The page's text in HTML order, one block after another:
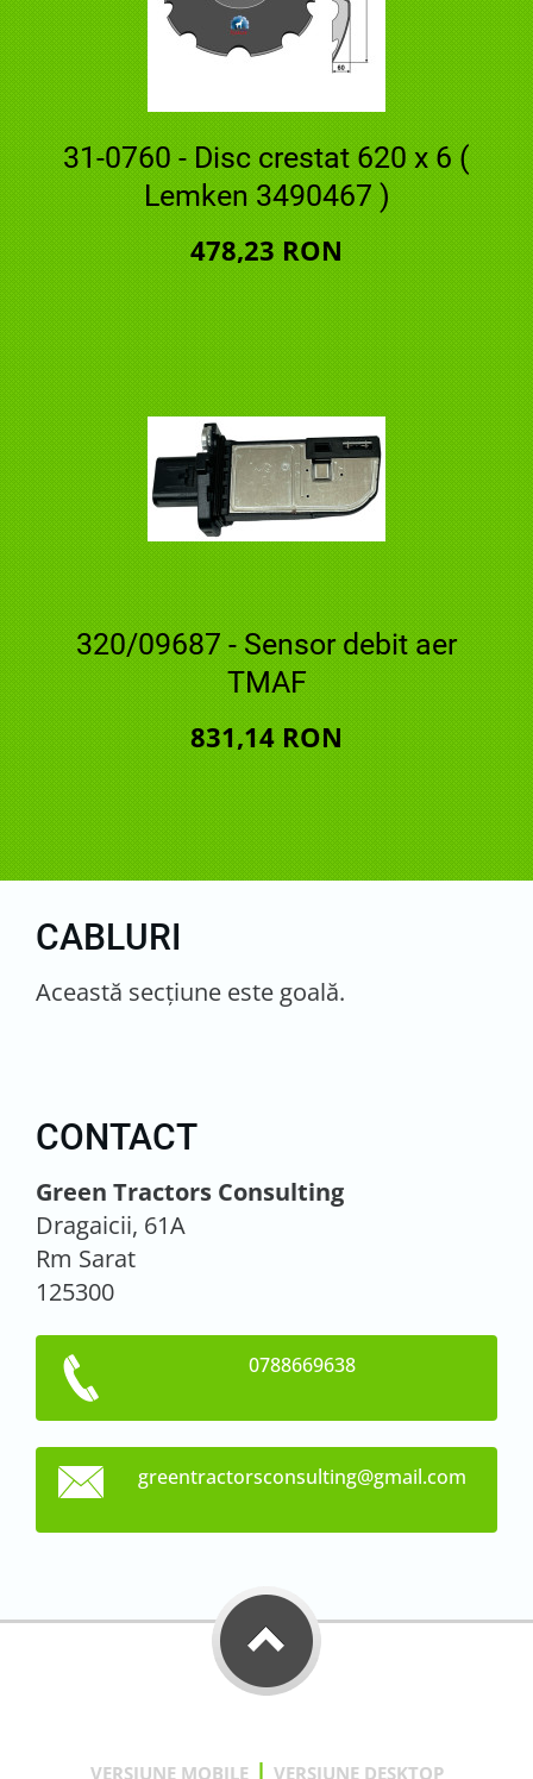
31-0760 - Disc crestat 620 x 6 (
Lemken 3490467 )
478,23 RON
320/09687 - Sensor debit aer
TMAF
831,14 RON
CABLURI
Această secţiune este goală.
CONTACT
Green Tractors Consulting
Dragaicii, 61A
Rm Sarat
125300
0788669638
greentractorsconsulting@gmail.com
VERSIUNE MOBILE | VERSIUNE DESKTOP